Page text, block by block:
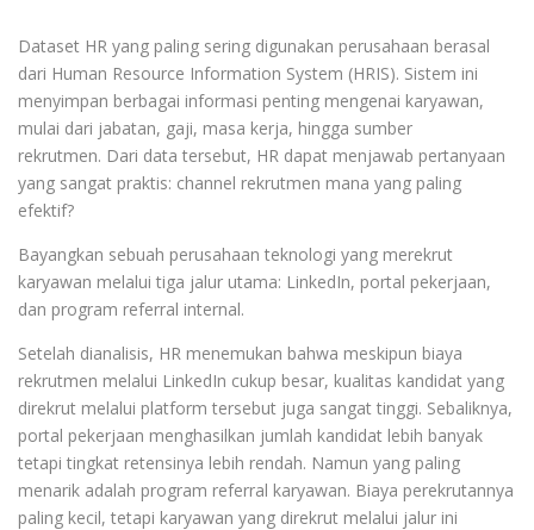
Dataset HR yang paling sering digunakan perusahaan berasal
dari Human Resource Information System (HRIS). Sistem ini
menyimpan berbagai informasi penting mengenai karyawan,
mulai dari jabatan, gaji, masa kerja, hingga sumber
rekrutmen. Dari data tersebut, HR dapat menjawab pertanyaan
yang sangat praktis: channel rekrutmen mana yang paling
efektif?
Bayangkan sebuah perusahaan teknologi yang merekrut
karyawan melalui tiga jalur utama: LinkedIn, portal pekerjaan,
dan program referral internal.
Setelah dianalisis, HR menemukan bahwa meskipun biaya
rekrutmen melalui LinkedIn cukup besar, kualitas kandidat yang
direkrut melalui platform tersebut juga sangat tinggi. Sebaliknya,
portal pekerjaan menghasilkan jumlah kandidat lebih banyak
tetapi tingkat retensinya lebih rendah. Namun yang paling
menarik adalah program referral karyawan. Biaya perekrutannya
paling kecil, tetapi karyawan yang direkrut melalui jalur ini